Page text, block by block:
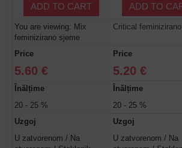
ADD TO CART ADD TO
You are viewing: Mix
feminizirano sjeme
Critical
Price
5.60 €
Price
5.20 €
Înălțime
20 - 25 %
Înălțime
20 - 25 %
Uzgoj
U zatvorenom / Na
Uzgoj
U zatvorenom / Na